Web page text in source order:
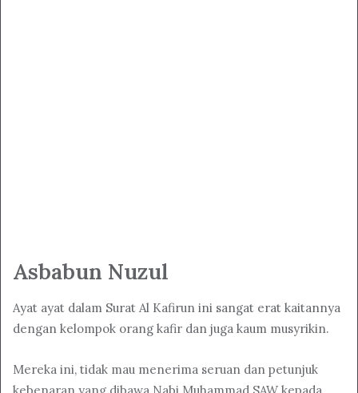
Asbabun Nuzul
Ayat ayat dalam Surat Al Kafirun ini sangat erat kaitannya
dengan kelompok orang kafir dan juga kaum musyrikin.
Mereka ini, tidak mau menerima seruan dan petunjuk